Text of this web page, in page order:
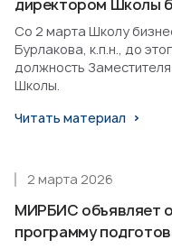
директором Школы
Со 2 марта Школу
Бурлакова, к.п.н., до
должность
Школы.
Читать материал
МИРБИС объявляет
программу
2 марта 2026